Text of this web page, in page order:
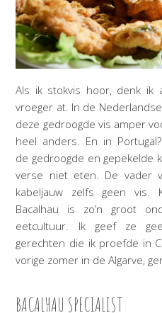
Als ik stokvis hoor, denk
vroeger at. In de
deze gedroogde vis amper
heel anders. En in
de gedroogde en gepekelde
verse niet eten. De vader
kabeljauw zelfs geen vis.
Bacalhau is zo’n groot
eetcultuur. Ik geef ze
gerechten die ik proefde in
vorige zomer in de Algarve,
BACALHAU SPECIALIST